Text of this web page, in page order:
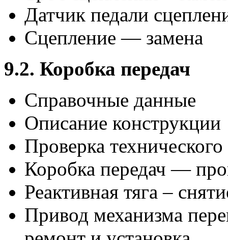
Датчик педали
Сцепление — замена
9.2. Коробка передач
Справочные данные
Описание конструкции
Проверка
Коробка передач —
Реактивная тяга –
Привод механизма